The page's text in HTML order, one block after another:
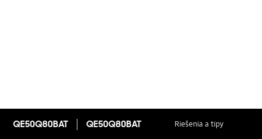
QE50Q80BAT QE50Q80BAT Riešenia a tipy